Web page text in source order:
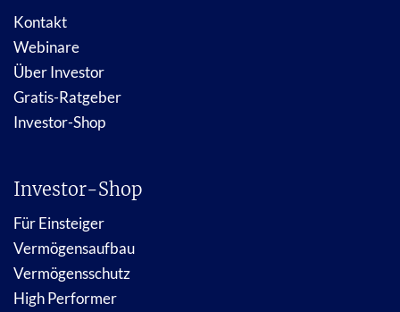
Kontakt
Webinare
Über Investor
Gratis-Ratgeber
Investor-Shop
Investor-Shop
Für Einsteiger
Vermögensaufbau
Vermögensschutz
High Performer